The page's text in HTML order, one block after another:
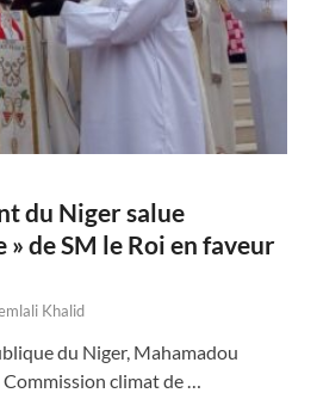
du Niger salue
» de SM le Roi en faveur
Khalid
du Niger, Mahamadou
climat de …